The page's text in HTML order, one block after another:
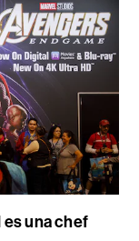
es una chef